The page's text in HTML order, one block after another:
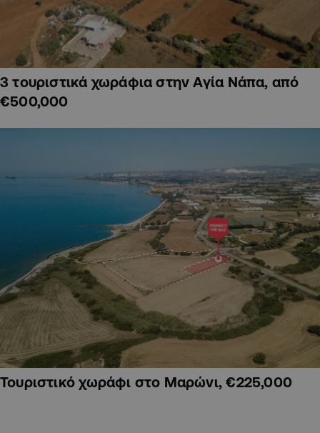
3 τουριστικά χωράφια στην Αγία Νάπα, από
€500,000
Τουριστικό χωράφι στο Μαρώνι, €225,000